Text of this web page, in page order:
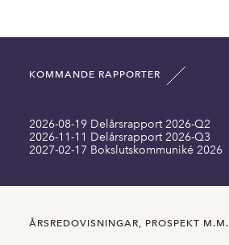
KOMMANDE RAPPORTER
2026-08-19 Delårsrapport 2026-Q2
2026-11-11 Delårsrapport 2026-Q3
2027-02-17 Bokslutskommuniké 2026
ÅRSREDOVISNINGAR, PROSPEKT M.M.